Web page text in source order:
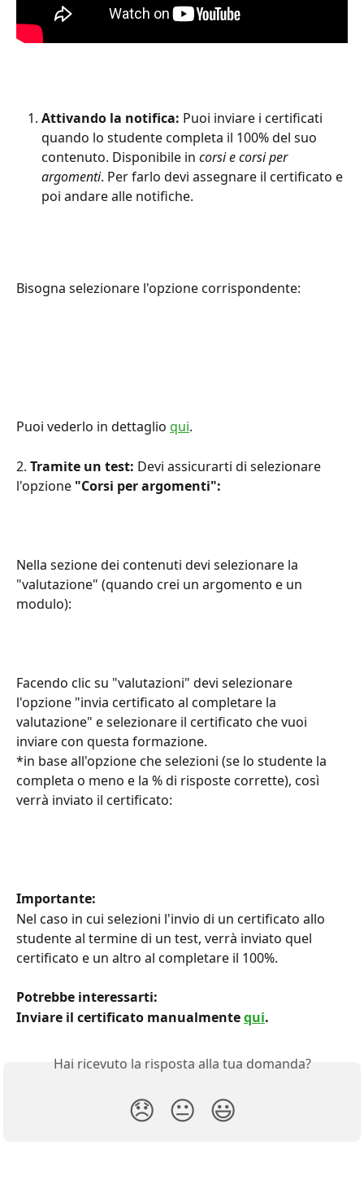
Attivando la notifica: Puoi inviare i certificati
quando lo studente completa il 100% del suo
contenuto. Disponibile in corsi e corsi per
argomenti. Per farlo devi assegnare il certificato e
poi andare alle notifiche.
Bisogna selezionare l'opzione corrispondente:
Puoi vederlo in dettaglio qui.
2. Tramite un test: Devi assicurarti di selezionare
l'opzione "Corsi per argomenti":
Nella sezione dei contenuti devi selezionare la
"valutazione" (quando crei un argomento e un
modulo):
Facendo clic su "valutazioni" devi selezionare
l'opzione "invia certificato al completare la
valutazione" e selezionare il certificato che vuoi
inviare con questa formazione.
*in base all'opzione che selezioni (se lo studente la
completa o meno e la % di risposte corrette), così
verrà inviato il certificato:
Importante:
Nel caso in cui selezioni l'invio di un certificato allo
studente al termine di un test, verrà inviato quel
certificato e un altro al completare il 100%.
Potrebbe interessarti:
Inviare il certificato manualmente qui.
Hai ricevuto la risposta alla tua domanda?
😞 😐 😃